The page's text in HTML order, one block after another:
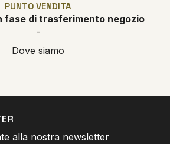
PUNTO VENDITA
fase di trasferimento negozio
-
Dove siamo
alla nostra newsletter